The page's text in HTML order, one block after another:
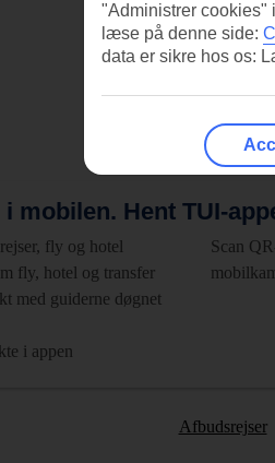
i mobilen. Hent TUI-
fly og hotel
fly, hotel og transfer
med guiderne døgnet
i appen
Scan
Afbudsrejser
"Administrer cookies"
læse på denne side:
data er sikre hos os: